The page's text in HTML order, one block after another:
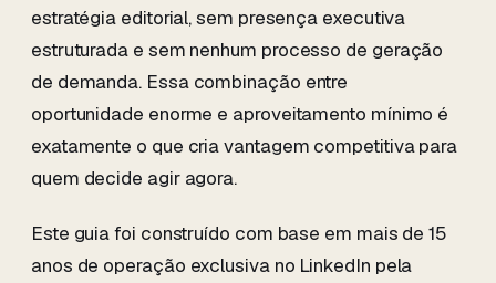
estratégia editorial, sem presença executiva
estruturada e sem nenhum processo de geração
de demanda. Essa combinação entre
oportunidade enorme e aproveitamento mínimo é
exatamente o que cria vantagem competitiva para
quem decide agir agora.
Este guia foi construído com base em mais de 15
anos de operação exclusiva no LinkedIn pela